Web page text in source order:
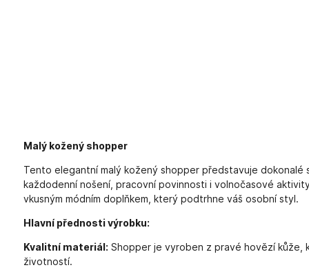
Malý kožený shopper
Tento elegantní malý kožený shopper představuje
každodenní nošení, pracovní povinnosti i volnočasové
vkusným módním doplňkem, který podtrhne váš osobní styl.
Hlavní přednosti výrobku:
Kvalitní materiál: Shopper je vyroben z pravé hovězí kůže,
životností.